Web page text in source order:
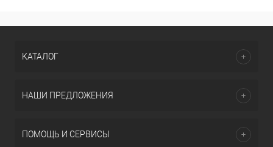
КАТАЛОГ
НАШИ ПРЕДЛОЖЕНИЯ
ПОМОЩЬ И СЕРВИСЫ